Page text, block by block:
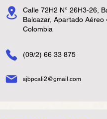
Calle 72H2 N° 26H3-26,
Balcazar, Apartado Aéreo
Colombia
(09/2) 66 33 875
sjbpcali2@gmail.com